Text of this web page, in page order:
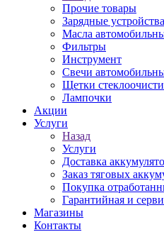
Прочие товары
Зарядные
Масла
Фильтры
Инструмент
Свечи
Щетки
Лампочки
Акции
Услуги
Назад
Услуги
Доставка
Заказ тяговых
Покупка
Гарантийная и
Магазины
Контакты